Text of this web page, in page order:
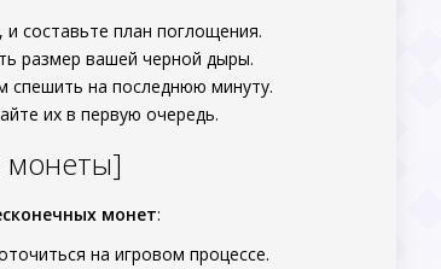
составьте план поглощения.
размер вашей черной дыры.
спешить на последнюю минуту.
их в первую очередь.
монеты]
монет:
на игровом процессе.